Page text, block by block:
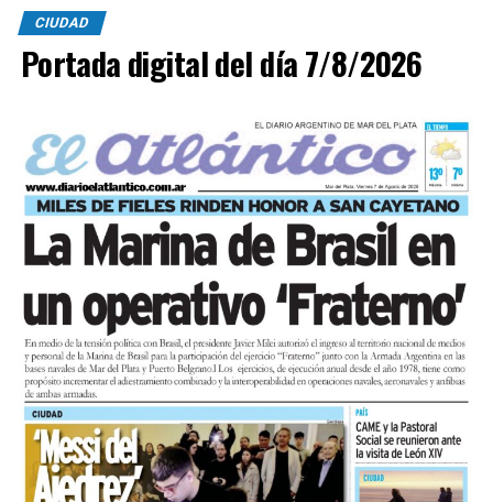
sumaron al recorrido con banderas, espigas y distintas
expresiones de fe.
En paralelo, distintos gremios y organizaciones sociales
y trabajo, para visibilizar la situación de trabajadores y
desocupados.
CIUDAD
Portada digital del día 7/8/2026